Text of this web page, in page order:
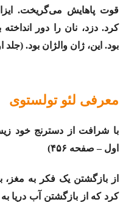
قوت پاهایش می‌گریخت.
کرد. دزد، نان را دور
بود. این، ژان والژان بود. (جلد
معرفی لئو تولستوی
با شرافت از دسترنج خود
اول – صفحه ۴۵۶)
از بازگشتن یک فکر به مغز،
کرد که از بازگشتن آب دریا